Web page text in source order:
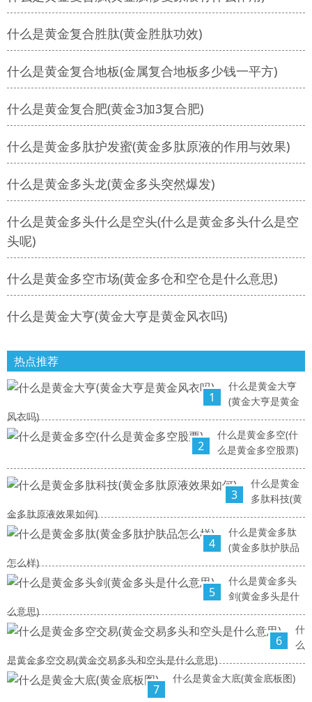
什么是黄金复合胜肽(黄金胜肽功效)
什么是黄金复合地板(金属复合地板多少钱一平方)
什么是黄金复合肥(黄金3加3复合肥)
什么是黄金多肽护发蜜(黄金多肽原液的作用与效果)
什么是黄金多头龙(黄金多头突然爆发)
什么是黄金多头什么是空头(什么是黄金多头什么是空
头呢)
什么是黄金多空市场(黄金多仓和空仓是什么意思)
什么是黄金大亨(黄金大亨是黄金风衣吗)
热点推荐
1
什么是黄金大亨
(黄金大亨是黄金
风衣吗)
2
什么是黄金多空(什
么是黄金多空股票)
3
什么是黄金
多肽科技(黄
金多肽原液效果如何)
4
什么是黄金多肽
(黄金多肽护肤品
怎么样)
5
什么是黄金多头
剑(黄金多头是什
么意思)
6
什
么
是黄金多空交易(黄金交易多头和空头是什么意思)
7
什么是黄金大底(黄金底板图)